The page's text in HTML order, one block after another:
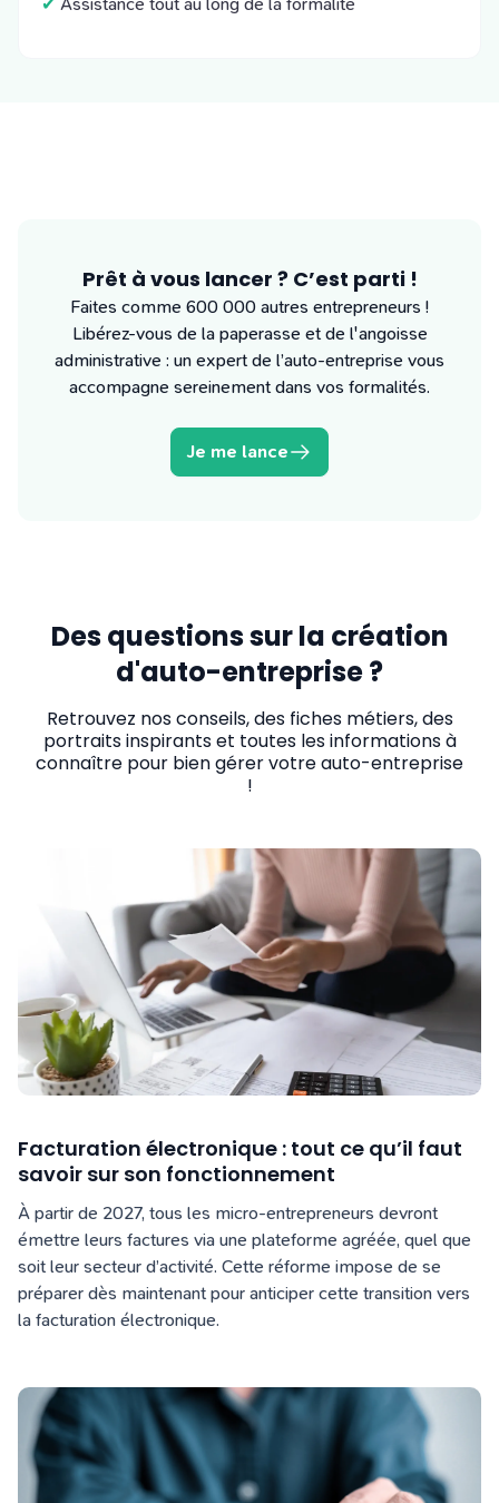
Prêt à vous lancer ? C’est parti !
Faites comme 600 000 autres entrepreneurs !
Libérez-vous de la paperasse et de l'angoisse
administrative : un expert de l’auto-entreprise vous
accompagne sereinement dans vos formalités.
Je me lance
Des questions sur la création
d'auto-entreprise ?
Retrouvez nos conseils, des fiches métiers, des
portraits inspirants et toutes les informations à
connaître pour bien gérer votre auto-entreprise
!
Facturation électronique : tout ce qu’il faut
savoir sur son fonctionnement
À partir de 2027, tous les micro-entrepreneurs devront
émettre leurs factures via une plateforme agréée, quel que
soit leur secteur d’activité. Cette réforme impose de se
préparer dès maintenant pour anticiper cette transition vers
la facturation électronique.